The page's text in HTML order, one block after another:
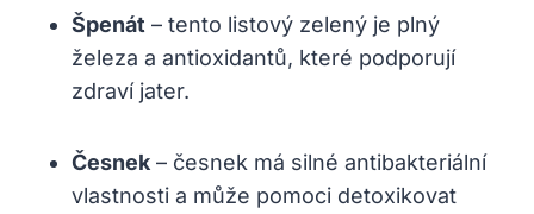
Špenát – tento listový zelený je plný
železa a antioxidantů, které podporují
zdraví jater.
Česnek – česnek má silné antibakteriální
vlastnosti a může pomoci detoxikovat